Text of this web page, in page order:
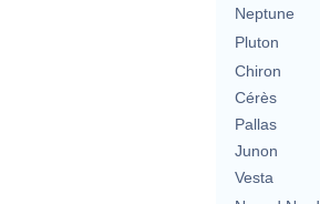
Neptune
Pluton
Chiron
Cérès
Pallas
Junon
Vesta